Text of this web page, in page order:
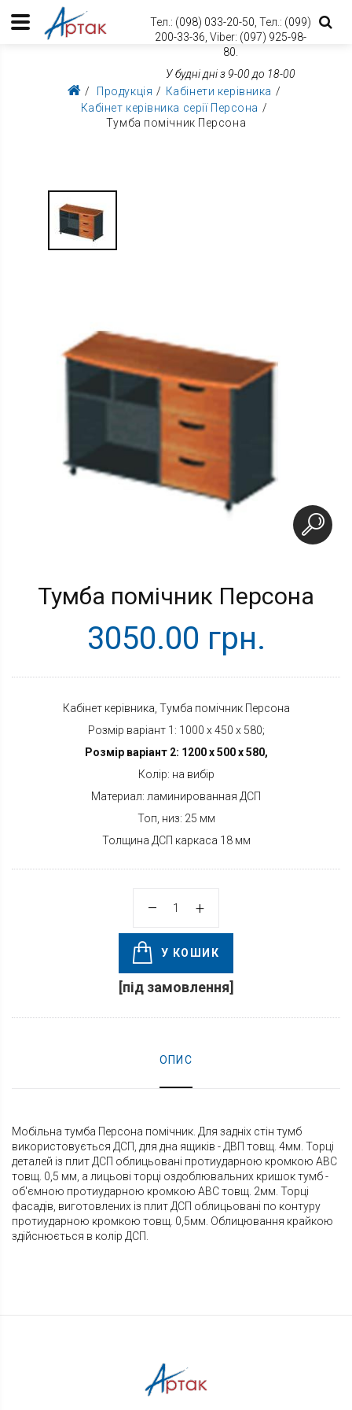
Тел.: (098) 033-20-50, Тел.: (099)
200-33-36, Viber: (097) 925-98-
80.
У будні дні з 9-00 до 18-00
Продукція
Кабінети керівника
Кабінет керівника серії Персона
Тумба помічник Персона
Тумба помічник Персона
3050.00 грн.
Кабінет керівника, Тумба помічник Персона
Розмір варіант 1: 1000 х 450 х 580;
Розмір варіант 2: 1200 х 500 х 580,
Колір: на вибір
Материал: ламинированная ДСП
Топ, низ: 25 мм
Толщина ДСП каркаса 18 мм
У КОШИК
[під замовлення]
ОПИС
Мобільна тумба Персона помічник. Для задніх стін тумб
використовується ДСП, для дна ящиків - ДВП товщ. 4мм. Торці
деталей із плит ДСП облицьовані протиударною кромкою АВС
товщ. 0,5 мм, а лицьові торці оздоблювальних кришок тумб -
об'ємною протиударною кромкою АВС товщ. 2мм. Торці
фасадів, виготовлених із плит ДСП облицьовані по контуру
протиударною кромкою товщ. 0,5мм. Облицювання крайкою
здійснюється в колір ДСП.